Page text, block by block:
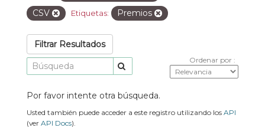
CSV Etiquetas: Premios
Filtrar Resultados
Ordenar por
Por favor intente otra búsqueda.
Usted también puede acceder a este registro utilizando los API
(ver API Docs).